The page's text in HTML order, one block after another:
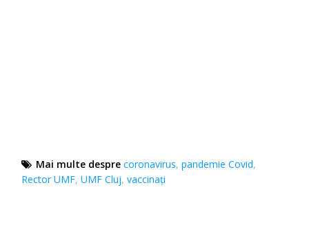
Mai multe despre coronavirus,pandemie Covid,
Rector UMF,UMF Cluj,vaccinați